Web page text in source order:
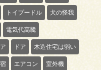
トイプードル 犬の怪我
電気代高騰
ドア 木造住宅は弱い
エアコン 室外機